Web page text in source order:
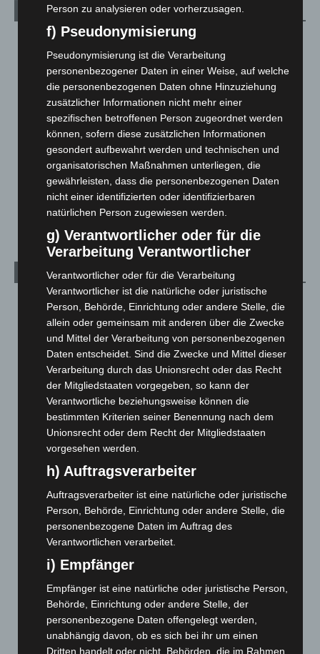
Kategorien
Blaulicht
Corona-News
Hannover und Region
5.039
Langenhagen und Ortsteile
Leserbriefe
Menschen
Über uns
Veranstaltungen
Archiv
August 2026 (14)
Juli 2026(73)
Juni 2026 (139)
Mai 2026(99)
April 2026(99)
März 2026
(115)
Februar 2026(109)
Januar 2026(122)
Dezember 2025(103)
November 2025(114)
Oktober 2025(112)
September 2025(93)
August 2025(90)
Juli 2025
(90)
Juni 2025(103)
Mai 2025(112)
April 2025(88)
Person zu analysieren oder vorherzusagen.
f) Pseudonymisierung
Pseudonymisierung ist die Verarbeitung
personenbezogener Daten in einer Weise, auf welche
die personenbezogenen Daten ohne Hinzuziehung
zusätzlicher Informationen nicht mehr einer
spezifischen betroffenen Person zugeordnet werden
können, sofern diese zusätzlichen Informationen
gesondert aufbewahrt werden und technischen und
organisatorischen Maßnahmen unterliegen, die
gewährleisten, dass die personenbezogenen Daten
nicht einer identifizierten oder identifizierbaren
natürlichen Person zugewiesen werden.
g) Verantwortlicher oder für die
Verarbeitung Verantwortlicher
Verantwortlicher oder für die Verarbeitung
Verantwortlicher ist die natürliche oder juristische
Person, Behörde, Einrichtung oder andere Stelle, die
allein oder gemeinsam mit anderen über die Zwecke
und Mittel der Verarbeitung von personenbezogenen
Daten entscheidet. Sind die Zwecke und Mittel dieser
Verarbeitung durch das Unionsrecht oder das Recht
der Mitgliedstaaten vorgegeben, so kann der
Verantwortliche beziehungsweise können die
bestimmten Kriterien seiner Benennung nach dem
Unionsrecht oder dem Recht der Mitgliedstaaten
vorgesehen werden.
h) Auftragsverarbeiter
Auftragsverarbeiter ist eine natürliche oder juristische
Person, Behörde, Einrichtung oder andere Stelle, die
personenbezogene Daten im Auftrag des
Verantwortlichen verarbeitet.
i) Empfänger
Empfänger ist eine natürliche oder juristische Person,
Behörde, Einrichtung oder andere Stelle, der
personenbezogene Daten offengelegt werden,
unabhängig davon, ob es sich bei ihr um einen
Dritten handelt oder nicht. Behörden, die im Rahmen